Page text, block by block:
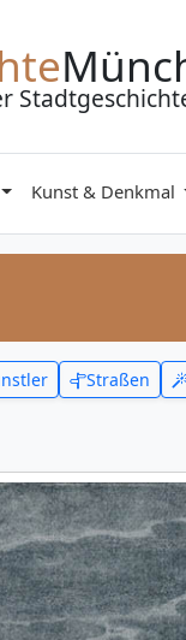
Kunst & Denkmal
Straßen